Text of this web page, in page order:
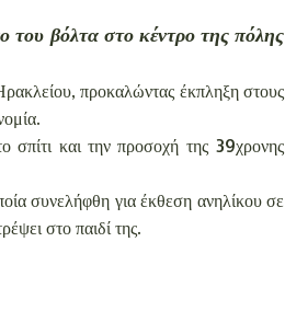
του βόλτα στο κέντρο της πόλης
προκαλώντας έκπληξη στους
και την προσοχή της 39χρονης
συνελήφθη για έκθεση ανηλίκου σε
στο παιδί της.